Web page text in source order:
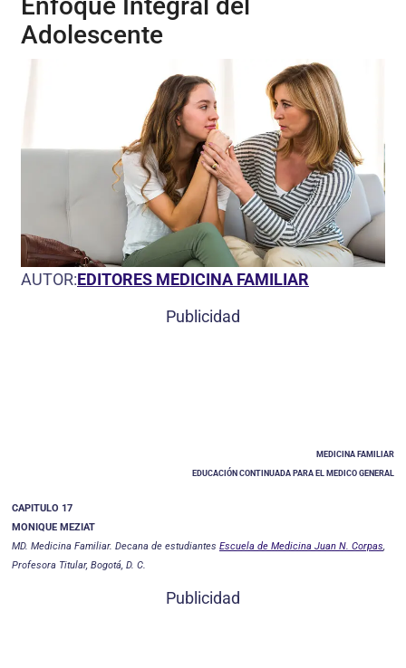
Adolescente
AUTOR:EDITORES MEDICINA FAMILIAR
Publicidad
MEDICINA FAMILIAR
EDUCACIÓN CONTINUADA PARA EL MEDICO GENERAL
CAPITULO 17
MONIQUE MEZIAT
MD. Medicina Familiar. Decana de estudiantes Escuela de Medicina Juan N. Corpas,
Profesora Titular, Bogotá, D. C.
Publicidad